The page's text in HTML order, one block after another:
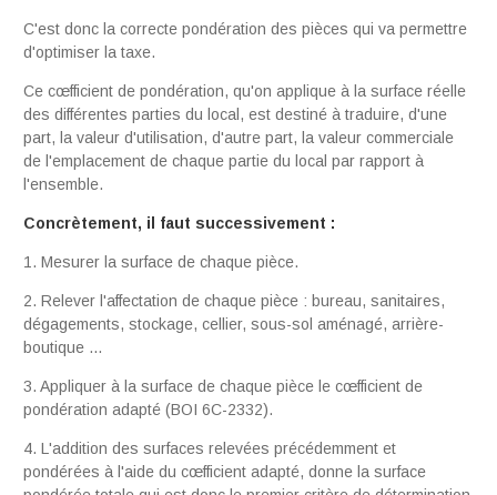
C'est donc la correcte pondération des pièces qui va permettre
d'optimiser la taxe.
Ce cœfficient de pondération, qu'on applique à la surface réelle
des différentes parties du local, est destiné à traduire, d'une
part, la valeur d'utilisation, d'autre part, la valeur commerciale
de l'emplacement de chaque partie du local par rapport à
l'ensemble.
Concrètement, il faut successivement :
1. Mesurer la surface de chaque pièce.
2. Relever l'affectation de chaque pièce : bureau, sanitaires,
dégagements, stockage, cellier, sous-sol aménagé, arrière-
boutique ...
3. Appliquer à la surface de chaque pièce le cœfficient de
pondération adapté (BOI 6C-2332).
4. L'addition des surfaces relevées précédemment et
pondérées à l'aide du cœfficient adapté, donne la surface